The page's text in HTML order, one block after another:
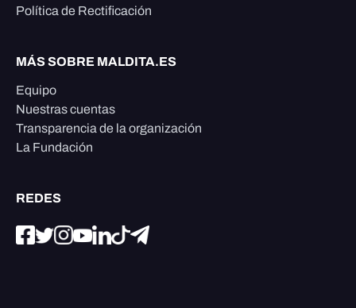
Política de Rectificación
MÁS SOBRE MALDITA.ES
Equipo
Nuestras cuentas
Transparencia de la organización
La Fundación
REDES